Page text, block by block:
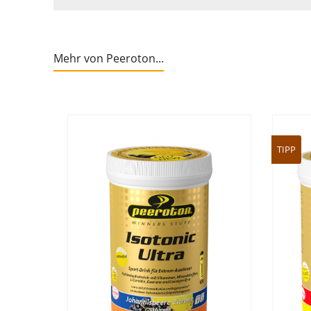
Mehr von Peeroton...
TIPP